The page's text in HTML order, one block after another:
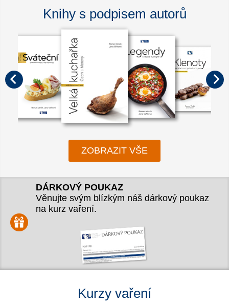
Knihy s podpisem autorů
ZOBRAZIT VŠE
DÁRKOVÝ POUKAZ
Věnujte svým blízkým náš dárkový poukaz
na kurz vaření.
Kurzy vaření